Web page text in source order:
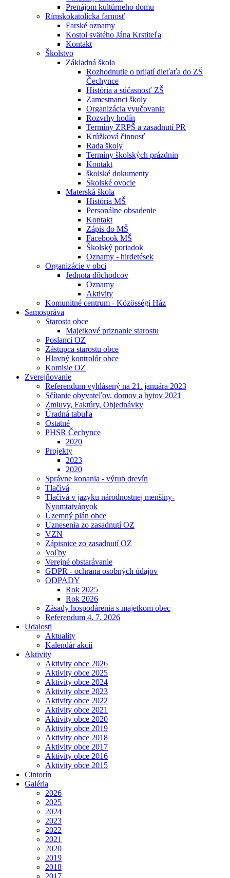
Prenájom kultúrneho domu
Rímskokatolícka farnosť
Farské oznamy
Kostol svätého Jána Krstiteľa
Kontakt
Školstvo
Základná škola
Rozhodnutie o prijatí dieťaťa do ZŠ
Čechynce
História a súčasnosť ZŠ
Zamestnanci školy
Organizácia vyučovania
Rozvrhy hodín
Termíny ZRPŠ a zasadnutí PR
Krúžková činnosť
Rada školy
Termíny školských prázdnin
Kontakt
školské dokumenty
Školské ovocie
Materská škola
História MŠ
Personálne obsadenie
Kontakt
Zápis do MŠ
Facebook MŠ
Školský poriadok
Oznamy - hirdetések
Organizácie v obci
Jednota dôchodcov
Oznamy
Aktivity
Komunitné centrum - Közösségi Ház
Samospráva
Starosta obce
Majetkové priznanie starostu
Poslanci OZ
Zástupca starostu obce
Hlavný kontrolór obce
Komisie OZ
Zverejňovanie
Referendum vyhlásený na 21. januára 2023
Sčítanie obyvateľov, domov a bytov 2021
Zmluvy, Faktúry, Objednávky
Úradná tabuľa
Ostatné
PHSR Čechynce
2020
Projekty
2023
2020
Správne konania - výrub drevín
Tlačivá
Tlačivá v jazyku národnostnej menšiny-
Nyomtatványok
Územný plán obce
Uznesenia zo zasadnutí OZ
VZN
Zápisnice zo zasadnutí OZ
Voľby
Verejné obstarávanie
GDPR - ochrana osobných údajov
ODPADY
Rok 2025
Rok 2026
Zásady hospodárenia s majetkom obec
Referendum 4. 7. 2026
Udalosti
Aktuality
Kalendár akcií
Aktivity
Aktivity obce 2026
Aktivity obce 2025
Aktivity obce 2024
Aktivity obce 2023
Aktivity obce 2022
Aktivity obce 2021
Aktivity obce 2020
Aktivity obce 2019
Aktivity obce 2018
Aktivity obce 2017
Aktivity obce 2016
Aktivity obce 2015
Cintorín
Galéria
2026
2025
2024
2023
2022
2021
2020
2019
2018
2017